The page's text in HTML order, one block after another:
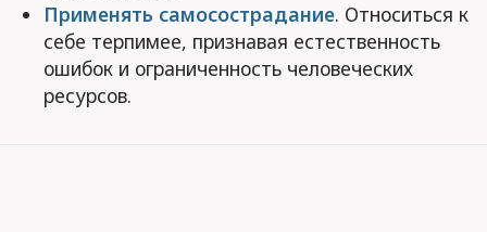
Применять самосострадание. Относиться к
себе терпимее, признавая естественность
ошибок и ограниченность человеческих
ресурсов.